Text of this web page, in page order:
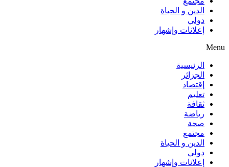
الدين و الحياة
دولي
إعلانات وإشهار
Menu
الرئيسية
الجزائر
إقتصاد
تعليم
ثقافة
رياضة
صحة
مجتمع
الدين و الحياة
دولي
إعلانات وإشهار